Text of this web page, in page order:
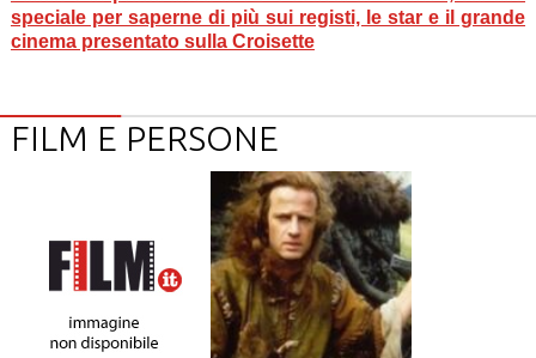
speciale per saperne di più sui registi, le star e il grande
cinema presentato sulla Croisette
FILM E PERSONE